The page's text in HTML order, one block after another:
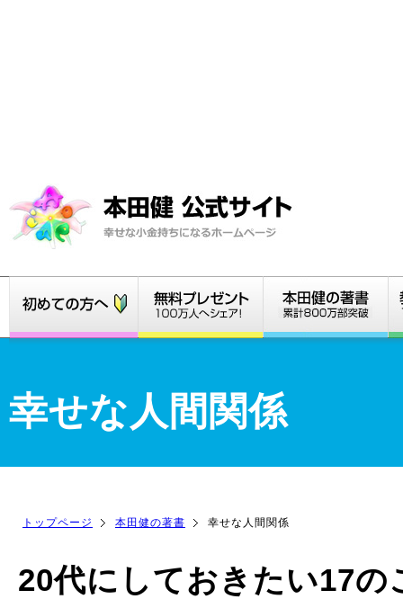
幸せな人間関係
トップページ 本田健の著書 幸せな人間関係
20代にしておきたい17の